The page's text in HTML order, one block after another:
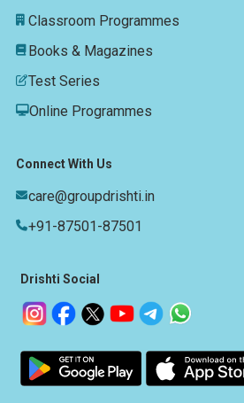
Classroom Programmes
Books & Magazines
Test Series
Online Programmes
Connect With Us
care@groupdrishti.in
+91-87501-87501
Drishti Social